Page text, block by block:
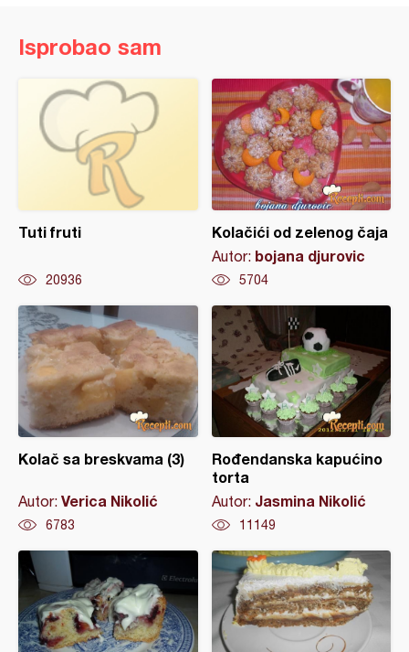
Isprobao sam
Tuti fruti
20936
Kolačići od zelenog čaja
Autor: bojana djurovic
5704
Kolač sa breskvama (3)
Autor: Verica Nikolić
6783
Rođendanska kapućino
torta
Autor: Jasmina Nikolić
11149